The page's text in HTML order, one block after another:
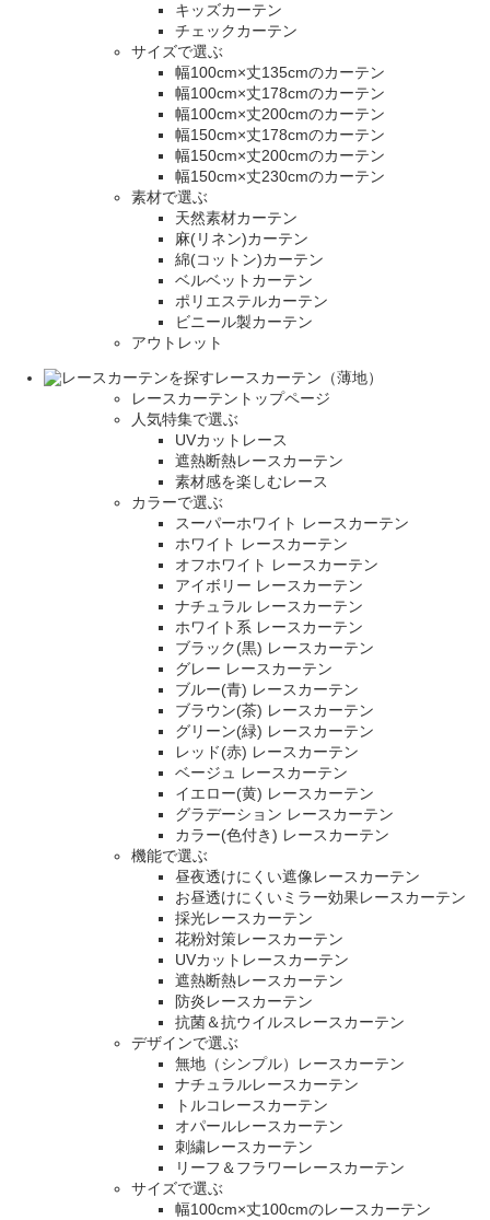
キッズカーテン
チェックカーテン
サイズで選ぶ
幅100cm×丈135cmのカーテン
幅100cm×丈178cmのカーテン
幅100cm×丈200cmのカーテン
幅150cm×丈178cmのカーテン
幅150cm×丈200cmのカーテン
幅150cm×丈230cmのカーテン
素材で選ぶ
天然素材カーテン
麻(リネン)カーテン
綿(コットン)カーテン
ベルベットカーテン
ポリエステルカーテン
ビニール製カーテン
アウトレット
レースカーテン（薄地）
レースカーテントップページ
人気特集で選ぶ
UVカットレース
遮熱断熱レースカーテン
素材感を楽しむレース
カラーで選ぶ
スーパーホワイト レースカーテン
ホワイト レースカーテン
オフホワイト レースカーテン
アイボリー レースカーテン
ナチュラル レースカーテン
ホワイト系 レースカーテン
ブラック(黒) レースカーテン
グレー レースカーテン
ブルー(青) レースカーテン
ブラウン(茶) レースカーテン
グリーン(緑) レースカーテン
レッド(赤) レースカーテン
ベージュ レースカーテン
イエロー(黄) レースカーテン
グラデーション レースカーテン
カラー(色付き) レースカーテン
機能で選ぶ
昼夜透けにくい遮像レースカーテン
お昼透けにくいミラー効果レースカーテン
採光レースカーテン
花粉対策レースカーテン
UVカットレースカーテン
遮熱断熱レースカーテン
防炎レースカーテン
抗菌＆抗ウイルスレースカーテン
デザインで選ぶ
無地（シンプル）レースカーテン
ナチュラルレースカーテン
トルコレースカーテン
オパールレースカーテン
刺繍レースカーテン
リーフ＆フラワーレースカーテン
サイズで選ぶ
幅100cm×丈100cmのレースカーテン